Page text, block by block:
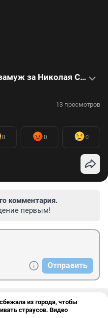
Ксения Бородина вышла замуж за Николая Сердюкова, но поклонники просят ведущую бежать от него
13 просмотров
0 0 0
комментария.
первым!
Отправить
из города, чтобы
страусов. Видео